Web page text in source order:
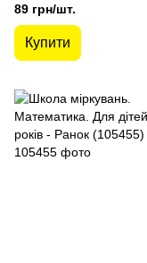
Лохвицька Л.В. -
(104117)
89 грн/шт.
Купити